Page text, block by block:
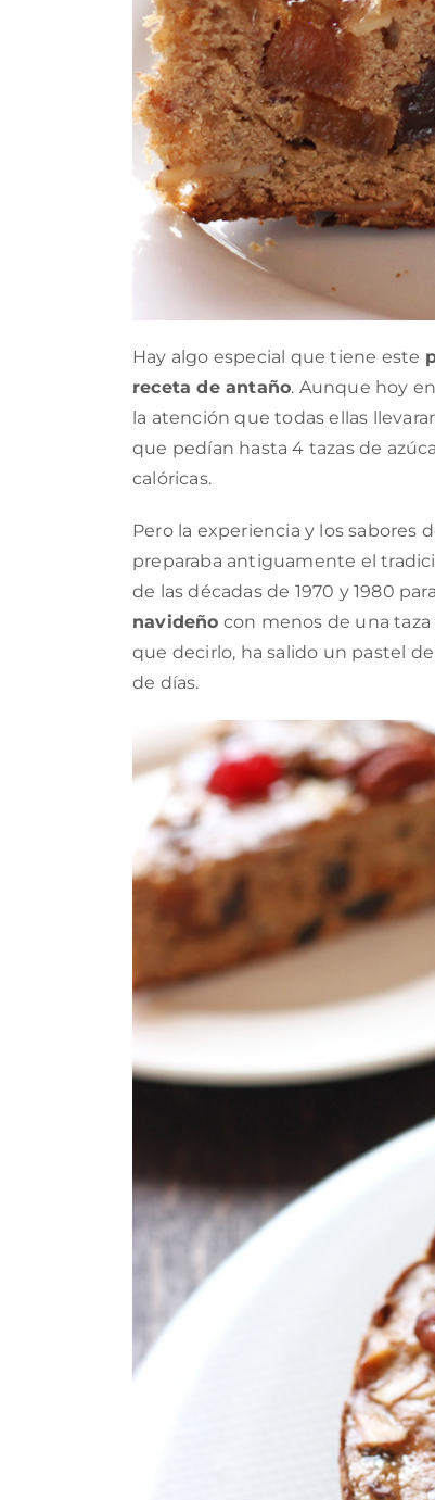
Hay algo especial que tiene este
receta de antaño. Aunque hoy
la atención que todas ellas
que pedían hasta 4 tazas de
calóricas.
Pero la experiencia y los sabores
preparaba antiguamente el
de las décadas de 1970 y 1980
navideño con menos de una
que decirlo, ha salido un pastel
de días.